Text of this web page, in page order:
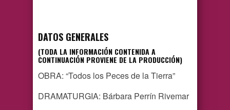
DATOS GENERALES
(TODA LA INFORMACIÓN CONTENIDA A
CONTINUACIÓN PROVIENE DE LA PRODUCCIÓN)
OBRA: “Todos los Peces de la Tierra”
DRAMATURGIA: Bárbara Perrín Rivemar